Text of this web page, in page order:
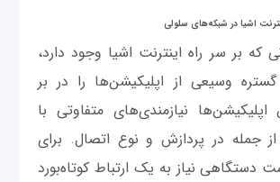
که بر سر راه اینترنت اشیا وجود دارد،
وسیعی از اپلیکیشن‌ها را در بر
نیازمندی‌های متفاوتی با
از جمله در پردازش و نوع اتصال. برای
دستگاهی نیاز به یک ارتباط کوتاه‌بورد